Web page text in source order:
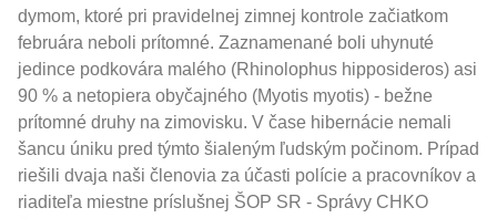
dymom, ktoré pri pravidelnej zimnej kontrole začiatkom
februára neboli prítomné. Zaznamenané boli uhynuté
jedince podkovára malého (Rhinolophus hipposideros) asi
90 % a netopiera obyčajného (Myotis myotis) - bežne
prítomné druhy na zimovisku. V čase hibernácie nemali
šancu úniku pred týmto šialeným ľudským počinom. Prípad
riešili dvaja naši členovia za účasti polície a pracovníkov a
riaditeľa miestne príslušnej ŠOP SR - Správy CHKO